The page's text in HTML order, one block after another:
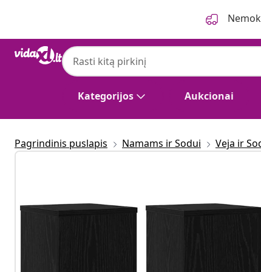
Kategorijos Aukcionai
Pagrindinis puslapis Namams ir Sodui Veja ir